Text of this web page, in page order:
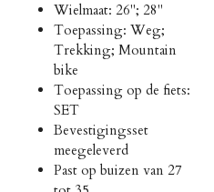
Wielmaat: 26"; 28"
Toepassing: Weg;
Trekking; Mountain
bike
Toepassing op de fiets:
SET
Bevestigingsset
meegeleverd
Past op buizen van 27